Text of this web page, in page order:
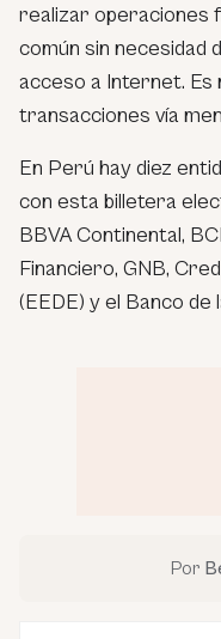
realizar operaciones
común sin necesidad
acceso a Internet. Es
transacciones vía
En Perú hay diez
con esta billetera
BBVA Continental,
Financiero, GNB,
(EEDE) y el Banco de
Por